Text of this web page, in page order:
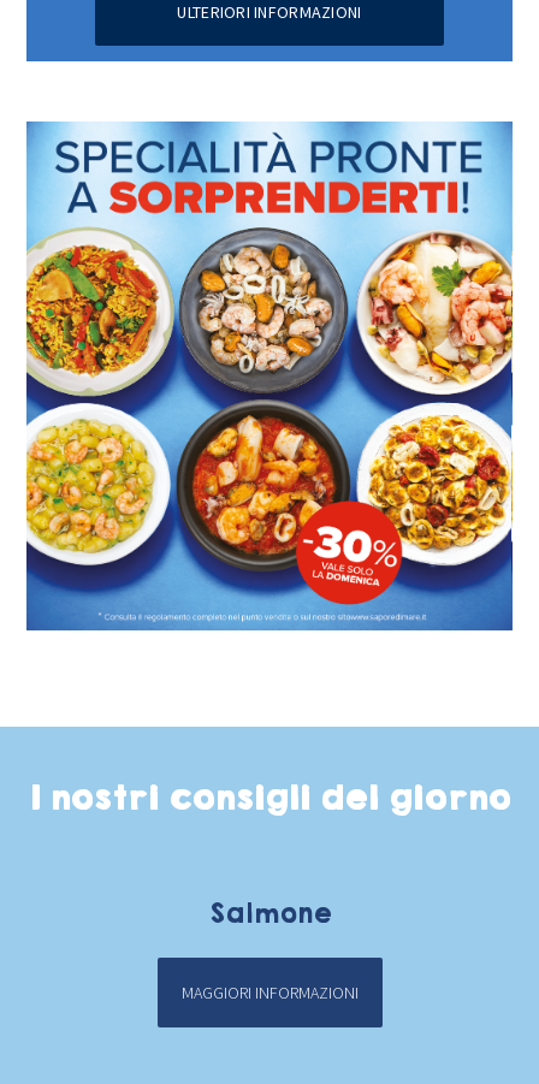
ULTERIORI INFORMAZIONI
I nostri consigli del giorno
Salmone
MAGGIORI INFORMAZIONI